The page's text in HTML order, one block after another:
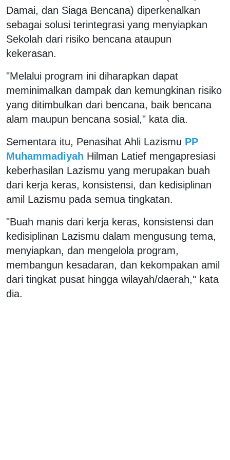
Damai, dan Siaga Bencana) diperkenalkan
sebagai solusi terintegrasi yang menyiapkan
Sekolah dari risiko bencana ataupun
kekerasan.
"Melalui program ini diharapkan dapat
meminimalkan dampak dan kemungkinan risiko
yang ditimbulkan dari bencana, baik bencana
alam maupun bencana sosial," kata dia.
Sementara itu, Penasihat Ahli Lazismu PP
Muhammadiyah Hilman Latief mengapresiasi
keberhasilan Lazismu yang merupakan buah
dari kerja keras, konsistensi, dan kedisiplinan
amil Lazismu pada semua tingkatan.
"Buah manis dari kerja keras, konsistensi dan
kedisiplinan Lazismu dalam mengusung tema,
menyiapkan, dan mengelola program,
membangun kesadaran, dan kekompakan amil
dari tingkat pusat hingga wilayah/daerah," kata
dia.